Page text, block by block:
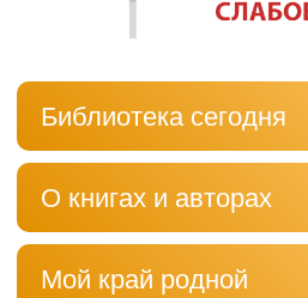
Библиотека сегодня
О книгах и авторах
Мой край родной